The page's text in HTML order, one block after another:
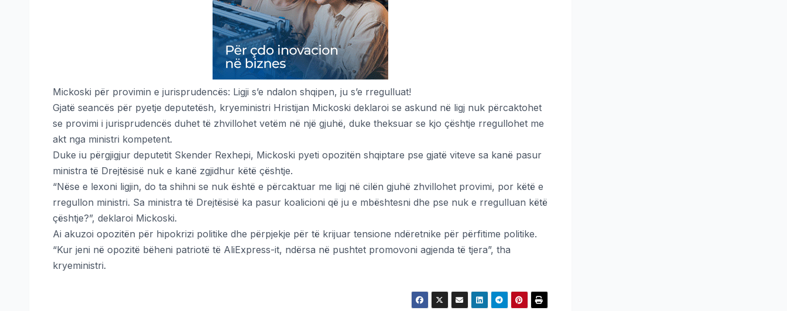
Mickoski për provimin e jurisprudencës: Ligji s’e ndalon shqipen, ju s’e rregulluat!
Gjatë seancës për pyetje deputetësh, kryeministri Hristijan Mickoski deklaroi se askund në ligj nuk përcaktohet
se provimi i jurisprudencës duhet të zhvillohet vetëm në një gjuhë, duke theksuar se kjo çështje rregullohet me
akt nga ministri kompetent.
Duke iu përgjigjur deputetit Skender Rexhepi, Mickoski pyeti opozitën shqiptare pse gjatë viteve sa kanë pasur
ministra të Drejtësisë nuk e kanë zgjidhur këtë çështje.
“Nëse e lexoni ligjin, do ta shihni se nuk është e përcaktuar me ligj në cilën gjuhë zhvillohet provimi, por këtë e
rregullon ministri. Sa ministra të Drejtësisë ka pasur koalicioni që ju e mbështesni dhe pse nuk e rregulluan këtë
çështje?”, deklaroi Mickoski.
Ai akuzoi opozitën për hipokrizi politike dhe përpjekje për të krijuar tensione ndëretnike për përfitime politike.
“Kur jeni në opozitë bëheni patriotë të AliExpress-it, ndërsa në pushtet promovoni agjenda të tjera”, tha
kryeministri.